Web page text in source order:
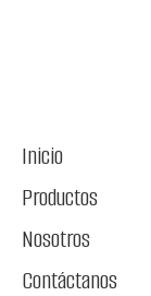
Inicio
Productos
Nosotros
Contáctanos